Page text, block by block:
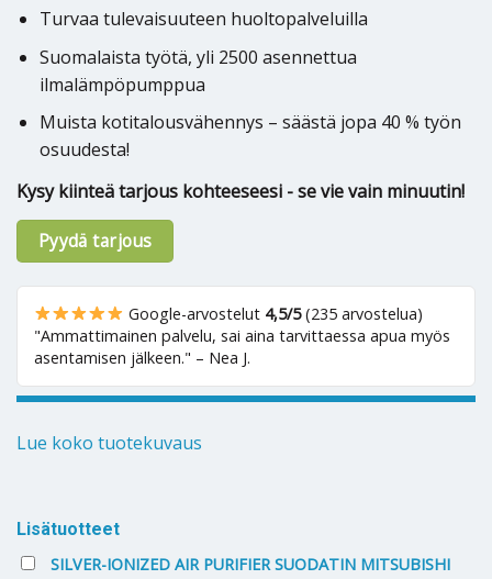
Turvaa tulevaisuuteen huoltopalveluilla
Suomalaista työtä, yli 2500 asennettua
ilmalämpöpumppua
Muista kotitalousvähennys – säästä jopa 40 % työn
osuudesta!
Kysy kiinteä tarjous kohteeseesi - se vie vain minuutin!
Google-arvostelut 4,5/5(235 arvostelua)
"Ammattimainen palvelu, sai aina tarvittaessa apua myös
asentamisen jälkeen." – Nea J.
Pyydä tarjous
Lue koko tuotekuvaus
Lisätuotteet
SILVER-IONIZED AIR PURIFIER SUODATIN MITSUBISHI